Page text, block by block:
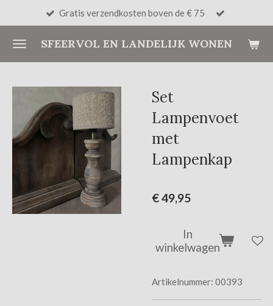
naar
de
SFEERVOL EN LANDELIJK WONEN
Gratis verzendkosten boven de € 75
Set
Lampenvoet
met
Lampenkap
€ 49,95
In
winkelwagen
Artikelnummer: 00393